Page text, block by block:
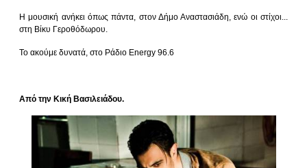
Η μουσική ανήκει όπως πάντα, στον Δήμο Αναστασιάδη, ενώ οι στίχοι...
στη Βίκυ Γεροθόδωρου.
Το ακούμε δυνατά, στο Ράδιο Energy 96.6
Από την Κική Βασιλειάδου.